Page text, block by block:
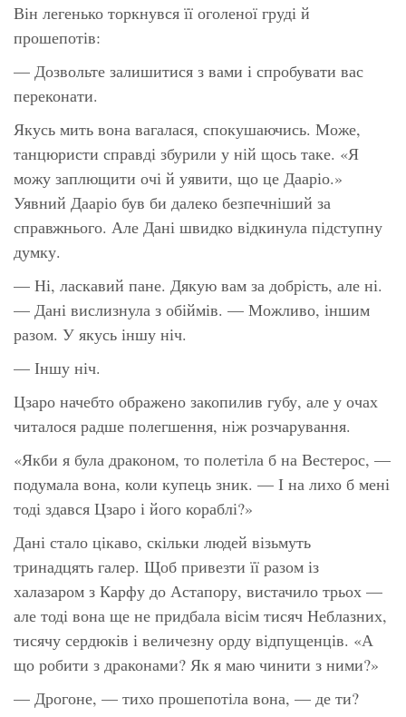
Він легенько торкнувся її оголеної груді й
прошепотів:
— Дозвольте залишитися з вами і спробувати вас
переконати.
Якусь мить вона вагалася, спокушаючись. Може,
танцюристи справді збурили у ній щось таке. «Я
можу заплющити очі й уявити, що це Дааріо.»
Уявний Дааріо був би далеко безпечніший за
справжнього. Але Дані швидко відкинула підступну
думку.
— Ні, ласкавий пане. Дякую вам за добрість, але ні.
— Дані вислизнула з обіймів. — Можливо, іншим
разом. У якусь іншу ніч.
— Іншу ніч.
Цзаро начебто ображено закопилив губу, але у очах
читалося радше полегшення, ніж розчарування.
«Якби я була драконом, то полетіла б на Вестерос, —
подумала вона, коли купець зник. — І на лихо б мені
тоді здався Цзаро і його кораблі?»
Дані стало цікаво, скільки людей візьмуть
тринадцять галер. Щоб привезти її разом із
халазаром з Карфу до Астапору, вистачило трьох —
але тоді вона ще не придбала вісім тисяч Неблазних,
тисячу сердюків і величезну орду відпущенців. «А
що робити з драконами? Як я маю чинити з ними?»
— Дрогоне, — тихо прошепотіла вона, — де ти?